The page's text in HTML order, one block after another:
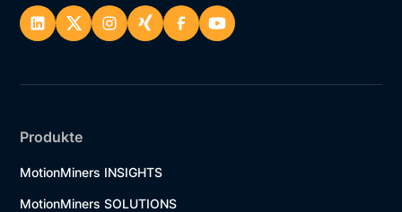
Produkte
MotionMiners INSIGHTS
MotionMiners SOLUTIONS